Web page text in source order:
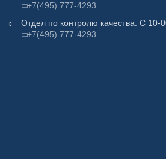
+7(495) 777-4293
Отдел по контролю качества. С 10-
+7(495) 777-4293